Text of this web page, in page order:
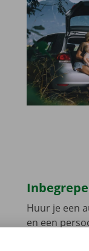
Huur je een
en een